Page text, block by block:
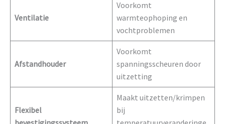
Ventilatie
Voorkomt
warmteophoping en
vochtproblemen
Afstandhouder
Voorkomt
spanningsscheuren door
uitzetting
Flexibel
Maakt uitzetten/krimpen
bij